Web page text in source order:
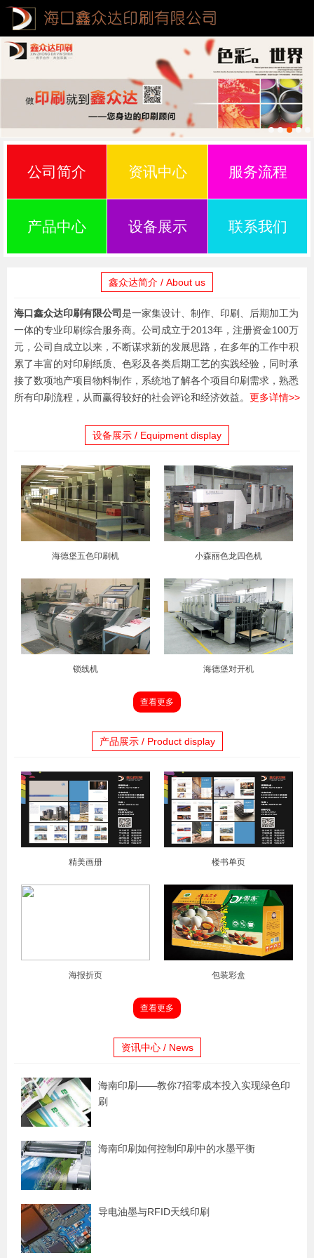
公司简介 资讯中心 服务流程
产品中心 设备展示 联系我们
鑫众达简介 / About us
海口鑫众达印刷有限公司是一家集设计、制作、印刷、后期加工为
一体的专业印刷综合服务商。公司成立于2013年，注册资金100万
元，公司自成立以来，不断谋求新的发展思路，在多年的工作中积
累了丰富的对印刷纸质、色彩及各类后期工艺的实践经验，同时承
接了数项地产项目物料制作，系统地了解各个项目印刷需求，熟悉
所有印刷流程，从而赢得较好的社会评论和经济效益。 更多详情>>
设备展示 / Equipment display
海德堡五色印刷机 小森丽色龙四色机
锁线机 海德堡对开机
查看更多
产品展示 / Product display
精美画册 楼书单页
海报折页 包装彩盒
查看更多
资讯中心 / News
海南印刷——教你7招零成本投入实现绿色印
刷
海南印刷如何控制印刷中的水墨平衡
导电油墨与RFID天线印刷